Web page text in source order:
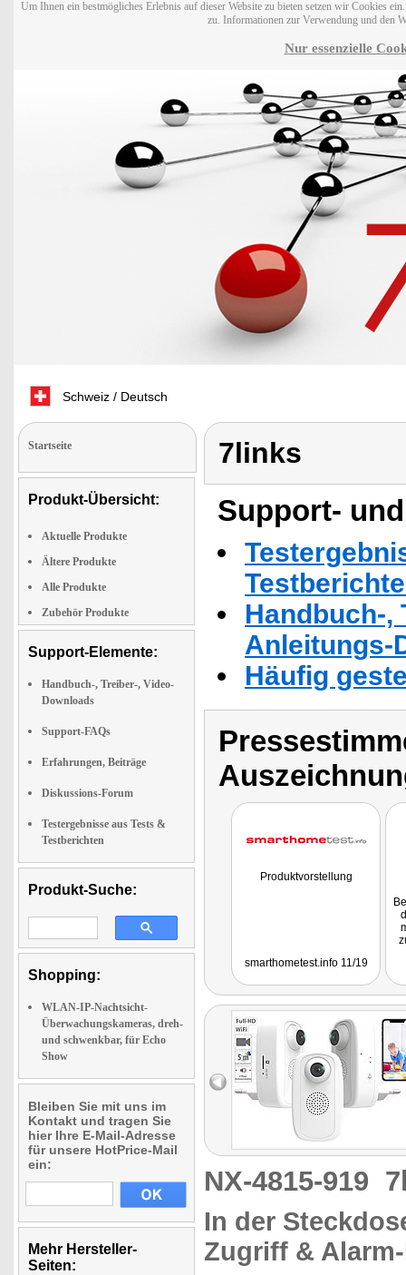
Um Ihnen ein bestmögliches Erlebnis auf dieser Website zu bieten setzen wir Cookies
zu. Informationen zur Verwendung und den
Nur essenzielle
Schweiz / Deutsch
Startseite
Produkt-Übersicht:
Aktuelle Produkte
Ältere Produkte
Alle Produkte
Zubehör Produkte
Support-Elemente:
Handbuch-, Treiber-, Video-
Downloads
Support-FAQs
Erfahrungen, Beiträge
Diskussions-Forum
Testergebnisse aus Tests &
Testberichten
Produkt-Suche:
Shopping:
WLAN-IP-Nachtsicht-
Überwachungskameras, dreh-
und schwenkbar, für Echo
Show
Bleiben Sie mit uns im
Kontakt und tragen Sie
hier Ihre E-Mail-Adresse
für unsere HotPrice-Mail
ein:
Mehr Hersteller-
Seiten:
7links
Support-
Handbuch-,
Anleitungs-
Häufig
Produktvorstellung
smarthometest.info 11/19
NX-4815-919
In der
Zugriff &